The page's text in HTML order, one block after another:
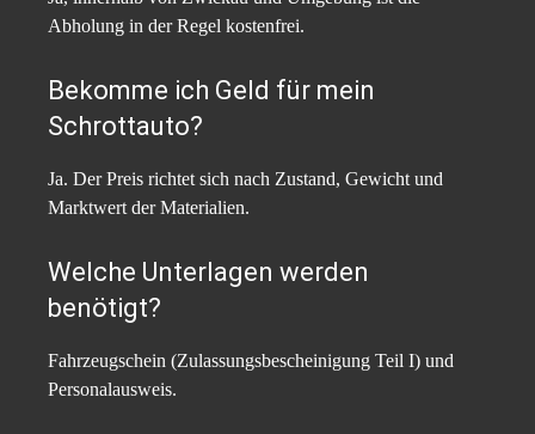
Abholung in der Regel kostenfrei.
Bekomme ich Geld für mein
Schrottauto?
Ja. Der Preis richtet sich nach Zustand, Gewicht und
Marktwert der Materialien.
Welche Unterlagen werden
benötigt?
Fahrzeugschein (Zulassungsbescheinigung Teil I) und
Personalausweis.